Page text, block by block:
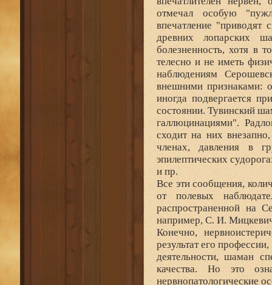
отмечал особую
впечатление
древних лопарских
болезненность, хотя в
телесно и не иметь
наблюдениям
внешними признаками:
иногда подвергается
состоянии. Тувинский
галлюцинациями".
сходит на них
членах, давления в
эпилептических
и пр.
Все эти сообщения,
от полевых
распространенной на
например, С. И.
Конечно,
результат его
деятельности, шаман
качества. Но это
нервнопатологические